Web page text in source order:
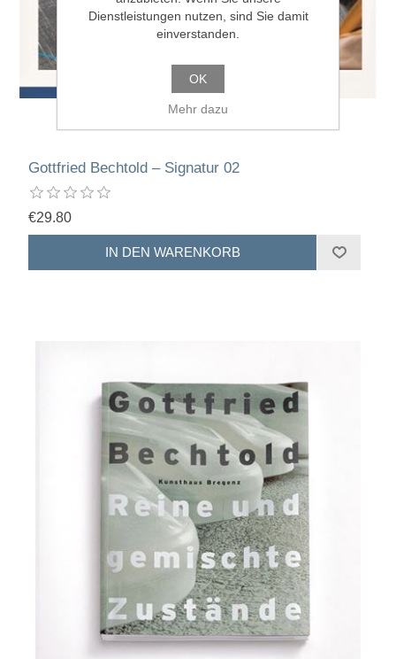
Gottfried Bechtold – Signatur 02
€29.80
Dienstleistungen nutzen, sind Sie damit
einverstanden.
OK
Mehr dazu